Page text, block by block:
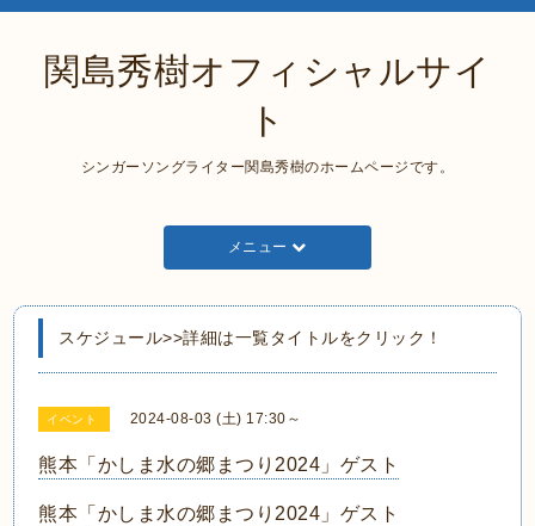
関島秀樹オフィシャルサイ
ト
シンガーソングライター関島秀樹のホームページです。
メニュー
スケジュール>>詳細は一覧タイトルをクリック！
イベント 2024-08-03 (土) 17:30～
熊本「かしま水の郷まつり2024」ゲスト
熊本「かしま水の郷まつり2024」ゲスト